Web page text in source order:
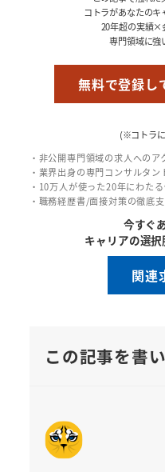
コトラがあなたの
20年超の実績×
専門領域に強
無料で登録し
(※コトラ
・非公開専門領域の求人へのア
・業界出身の専門コンサルタ
・10万人が使った20年にわた
・職務経歴書/面接対策の徹底
今すぐ
キャリアの選
関連
この記事を書